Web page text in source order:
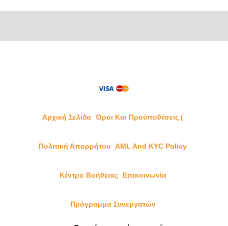
Αρχική Σελίδα Όροι Και Προϋποθέσεις (
Πολιτική Απορρήτου AML And KYC Policy
Κέντρο Βοήθειας Επικοινωνία
Πρόγραμμα Συνεργατών